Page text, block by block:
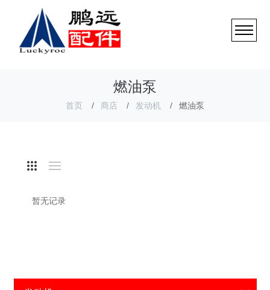
燃油泵
首页 商店 发动机 燃油泵
暂无记录